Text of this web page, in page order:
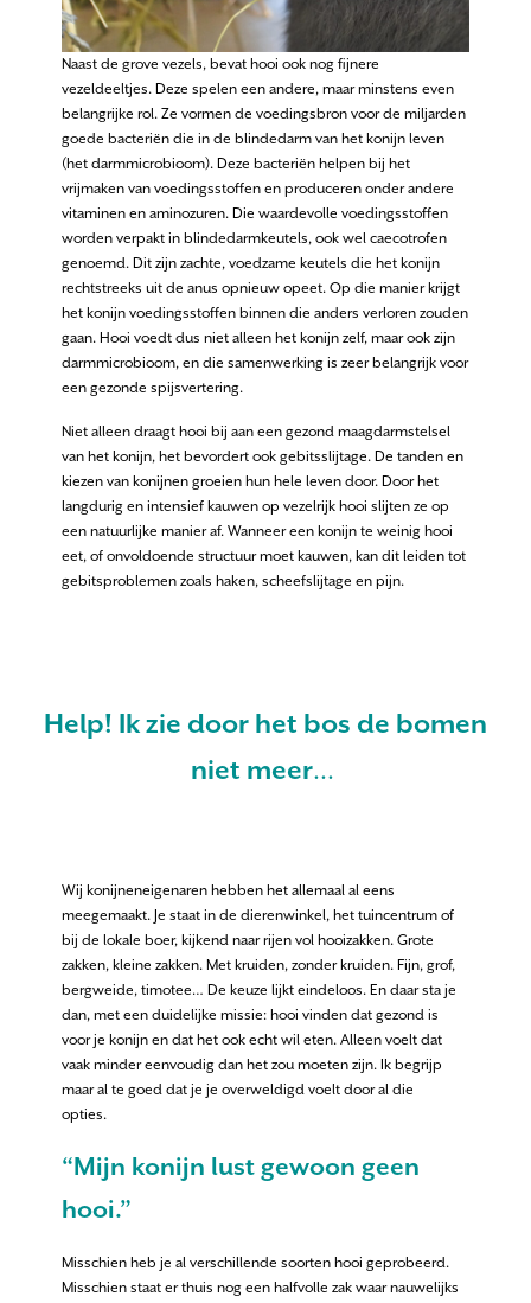
Naast de grove vezels, bevat hooi ook nog fijnere
vezeldeeltjes. Deze spelen een andere, maar minstens even
belangrijke rol. Ze vormen de voedingsbron voor de miljarden
goede bacteriën die in de blindedarm van het konijn leven
(het darmmicrobioom). Deze bacteriën helpen bij het
vrijmaken van voedingsstoffen en produceren onder andere
vitaminen en aminozuren. Die waardevolle voedingsstoffen
worden verpakt in blindedarmkeutels, ook wel caecotrofen
genoemd. Dit zijn zachte, voedzame keutels die het konijn
rechtstreeks uit de anus opnieuw opeet. Op die manier krijgt
het konijn voedingsstoffen binnen die anders verloren zouden
gaan. Hooi voedt dus niet alleen het konijn zelf, maar ook zijn
darmmicrobioom, en die samenwerking is zeer belangrijk voor
een gezonde spijsvertering.
Niet alleen draagt hooi bij aan een gezond maagdarmstelsel
van het konijn, het bevordert ook gebitsslijtage. De tanden en
kiezen van konijnen groeien hun hele leven door. Door het
langdurig en intensief kauwen op vezelrijk hooi slijten ze op
een natuurlijke manier af. Wanneer een konijn te weinig hooi
eet, of onvoldoende structuur moet kauwen, kan dit leiden tot
gebitsproblemen zoals haken, scheefslijtage en pijn.
Help! Ik zie door het bos de bomen
niet meer…
Wij konijneneigenaren hebben het allemaal al eens
meegemaakt. Je staat in de dierenwinkel, het tuincentrum of
bij de lokale boer, kijkend naar rijen vol hooizakken. Grote
zakken, kleine zakken. Met kruiden, zonder kruiden. Fijn, grof,
bergweide, timotee… De keuze lijkt eindeloos. En daar sta je
dan, met een duidelijke missie: hooi vinden dat gezond is
voor je konijn en dat het ook echt wil eten. Alleen voelt dat
vaak minder eenvoudig dan het zou moeten zijn. Ik begrijp
maar al te goed dat je je overweldigd voelt door al die
opties.
“Mijn konijn lust gewoon geen
hooi.”
Misschien heb je al verschillende soorten hooi geprobeerd.
Misschien staat er thuis nog een halfvolle zak waar nauwelijks